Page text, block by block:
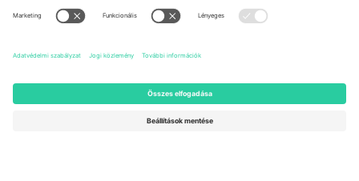
Newark, Delaware 19713, United
States
Engelberg, Switzerland